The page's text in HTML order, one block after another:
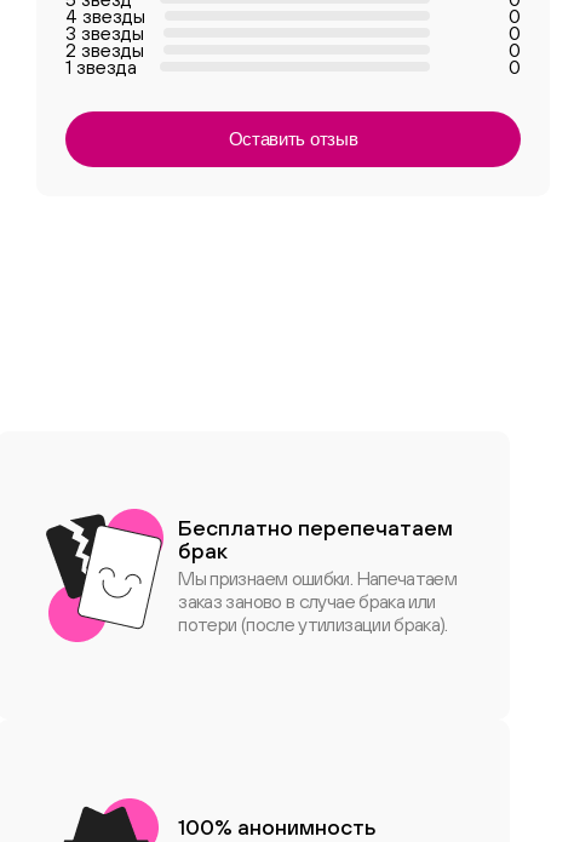
4 звезды 0
3 звезды 0
2 звезды 0
1 звезда 0
Оставить отзыв
Бесплатно перепечатаем
брак
Мы признаем ошибки. Напечатаем
заказ заново в случае брака или
потери (после утилизации брака).
100% анонимность